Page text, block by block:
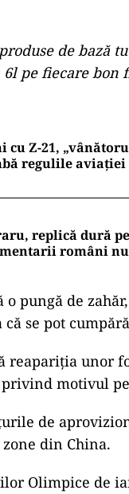
de bază
pe fiecare bon
cu Z-21,
regulile
replică dură
români
pungă de
se pot
reapariţia unor
motivul
de
din China.
Olimpice de